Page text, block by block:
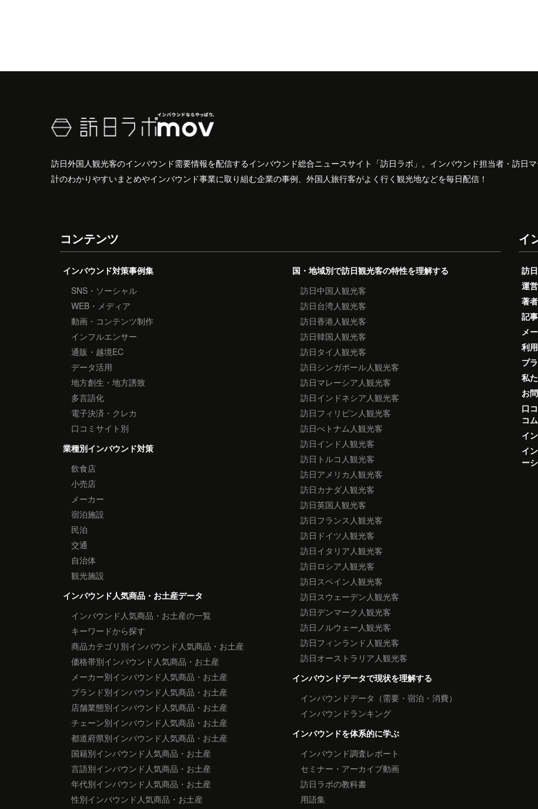
訪日外国人観光客のインバウンド需要情報を配信するインバウンド総合ニュースサイト「訪日ラボ」。インバウンド担当者・訪日
計のわかりやすいまとめやインバウンド事業に取り組む企業の事例、外国人旅行客がよく行く観光地などを毎日配信！
コンテンツ
インバウンド対策事例集
SNS・ソーシャル
WEB・メディア
動画・コンテンツ制作
インフルエンサー
通販・越境EC
データ活用
地方創生・地方誘致
多言語化
電子決済・クレカ
口コミサイト別
業種別インバウンド対策
飲食店
小売店
メーカー
宿泊施設
民泊
交通
自治体
観光施設
インバウンド人気商品・お土産データ
インバウンド人気商品・お土産の一覧
キーワードから探す
商品カテゴリ別インバウンド人気商品・お土産
価格帯別インバウンド人気商品・お土産
メーカー別インバウンド人気商品・お土産
ブランド別インバウンド人気商品・お土産
店舗業態別インバウンド人気商品・お土産
チェーン別インバウンド人気商品・お土産
都道府県別インバウンド人気商品・お土産
国籍別インバウンド人気商品・お土産
言語別インバウンド人気商品・お土産
年代別インバウンド人気商品・お土産
性別インバウンド人気商品・お土産
国・地域別で訪日観光客の特性を理解する
訪日中国人観光客
訪日台湾人観光客
訪日香港人観光客
訪日韓国人観光客
訪日タイ人観光客
訪日シンガポール人観光客
訪日マレーシア人観光客
訪日インドネシア人観光客
訪日フィリピン人観光客
訪日べトナム人観光客
訪日インド人観光客
訪日トルコ人観光客
訪日アメリカ人観光客
訪日カナダ人観光客
訪日英国人観光客
訪日フランス人観光客
訪日ドイツ人観光客
訪日イタリア人観光客
訪日ロシア人観光客
訪日スペイン人観光客
訪日スウェーデン人観光客
訪日デンマーク人観光客
訪日ノルウェー人観光客
訪日フィンランド人観光客
訪日オーストラリア人観光客
インバウンドデータで現状を理解する
インバウンドデータ（需要・宿泊・消費）
インバウンドランキング
インバウンドを体系的に学ぶ
インバウンド調査レポート
セミナー・アーカイブ動画
訪日ラボの教科書
用語集
イ
訪
運
著
記
メ
利
プ
私
お
口
コム
イ
イ
ー